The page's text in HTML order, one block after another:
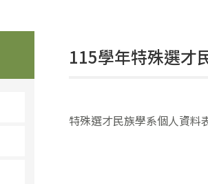
115學年特殊選才
特殊選才民族學系個人資料